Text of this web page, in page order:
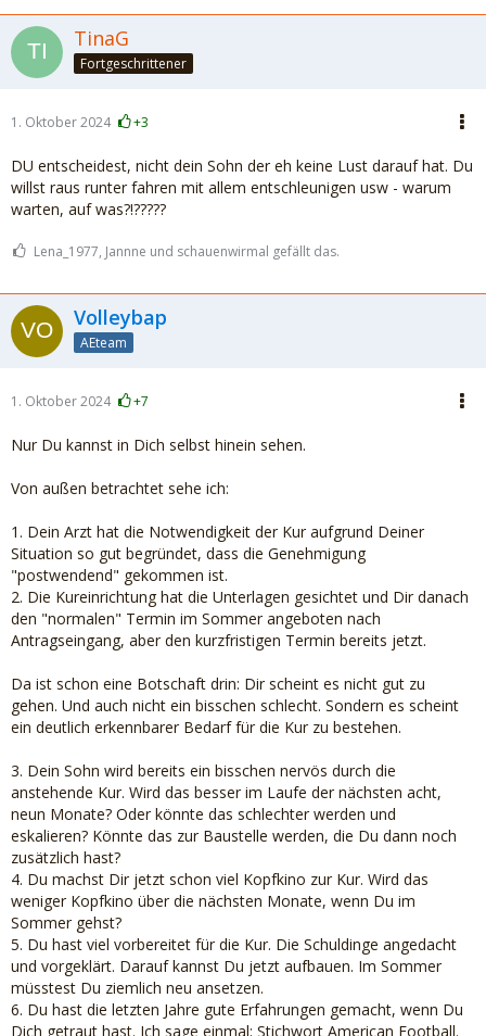
TinaG
Fortgeschrittener
1. Oktober 2024 +3
DU entscheidest, nicht dein Sohn der eh keine Lust darauf hat. Du
willst raus runter fahren mit allem entschleunigen usw - warum
warten, auf was?!?????
Lena_1977, Jannne und schauenwirmal gefällt das.
Volleybap
AEteam
1. Oktober 2024 +7
Nur Du kannst in Dich selbst hinein sehen.
Von außen betrachtet sehe ich:
1. Dein Arzt hat die Notwendigkeit der Kur aufgrund Deiner
Situation so gut begründet, dass die Genehmigung
"postwendend" gekommen ist.
2. Die Kureinrichtung hat die Unterlagen gesichtet und Dir danach
den "normalen" Termin im Sommer angeboten nach
Antragseingang, aber den kurzfristigen Termin bereits jetzt.
Da ist schon eine Botschaft drin: Dir scheint es nicht gut zu
gehen. Und auch nicht ein bisschen schlecht. Sondern es scheint
ein deutlich erkennbarer Bedarf für die Kur zu bestehen.
3. Dein Sohn wird bereits ein bisschen nervös durch die
anstehende Kur. Wird das besser im Laufe der nächsten acht,
neun Monate? Oder könnte das schlechter werden und
eskalieren? Könnte das zur Baustelle werden, die Du dann noch
zusätzlich hast?
4. Du machst Dir jetzt schon viel Kopfkino zur Kur. Wird das
weniger Kopfkino über die nächsten Monate, wenn Du im
Sommer gehst?
5. Du hast viel vorbereitet für die Kur. Die Schuldinge angedacht
und vorgeklärt. Darauf kannst Du jetzt aufbauen. Im Sommer
müsstest Du ziemlich neu ansetzen.
6. Du hast die letzten Jahre gute Erfahrungen gemacht, wenn Du
Dich getraut hast. Ich sage einmal: Stichwort American Football.